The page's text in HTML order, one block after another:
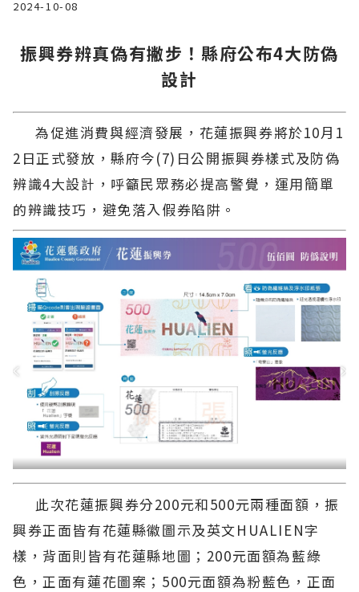
2024-10-08
振興券辨真偽有撇步！縣府公布4大防偽
設計
為促進消費與經濟發展，花蓮振興券將於10月1
2日正式發放，縣府今(7)日公開振興券樣式及防偽
辨識4大設計，呼籲民眾務必提高警覺，運用簡單
的辨識技巧，避免落入假券陷阱。
此次花蓮振興券分200元和500元兩種面額，振
興券正面皆有花蓮縣徽圖示及英文HUALIEN字
樣，背面則皆有花蓮縣地圖；200元面額為藍綠
色，正面有蓮花圖案；500元面額為粉藍色，正面